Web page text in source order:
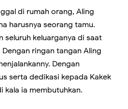
di rumah orang, Aling
harusnya seorang tamu.
seluruh keluarganya di saat
ringan tangan Aling
Dengan
serta dedikasi kepada Kakek
kala ia membutuhkan.